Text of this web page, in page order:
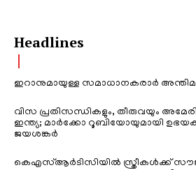
Headlines
ഇറാനുമായുള്ള സമാധാനകരാർ
വിസ പ്രതിസന്ധികളും, തീരുവയും
ഇന്ത്യ; മാർക്കോ റൂബിയോയുമായി
ജയശങ്കർ
കെഎസ്ആർടിസിയിൽ സ്ത്രീകൾക്ക്